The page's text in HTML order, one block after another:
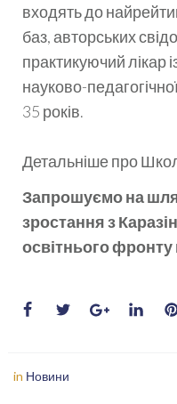
входять до
баз, авторських
практикуючий лікар
науково-
35 років.
Детальніше про
Запрошуємо на
зростання з
освітнього
in Новини